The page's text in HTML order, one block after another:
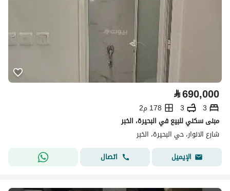
⃁690,000
3
3
178 م2
مبنى سكني للبيع في البحيرة، الخبر
شارع الانوار، حي البحيرة، الخبر
الإيميل
اتصال